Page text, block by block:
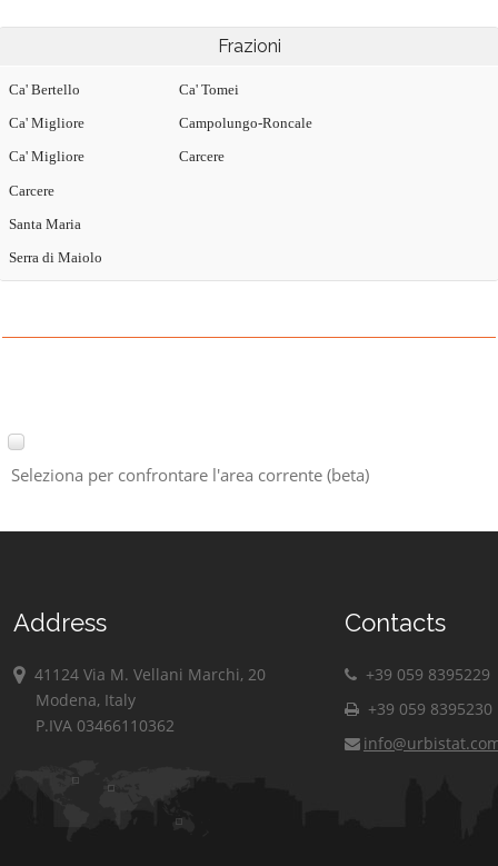
Frazioni
Ca' Bertello
Ca' Migliore
Ca' Migliore
Ca' Tomei
Campolungo-Roncale
Carcere
Carcere
Santa Maria
Serra di Maiolo
Seleziona per confrontare l'area corrente (beta)
Address
41124 Via M. Vellani Marchi, 20
Modena, Italy
P.IVA 03466110362
Contacts
+39 059 8395229
+39 059 8395230